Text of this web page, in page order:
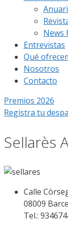
News
Entrevistas
Qué
Nosotros
Contacto
Premios 2026
Registra tu
Sellarès
Calle
08009
Tel.: